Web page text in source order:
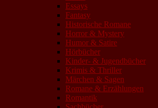
Essays
Fantasy
Historische Romane
Horror & Mystery
Humor & Satire
Hörbücher
Kinder- & Jugendbücher
Krimis & Thriller
Märchen & Sagen
Romane & Erzählungen
Romantik